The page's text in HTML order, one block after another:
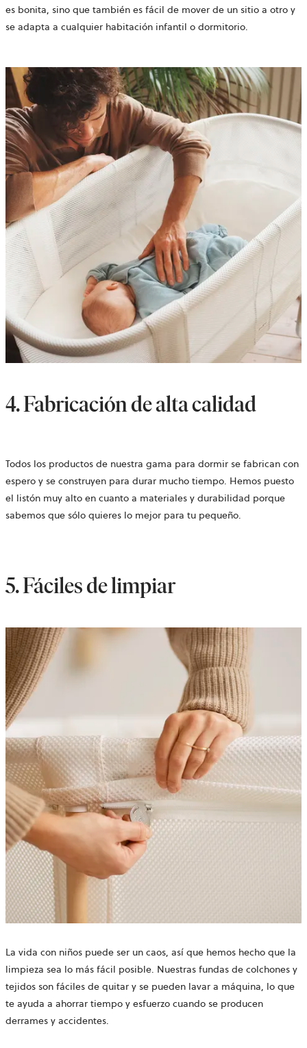
es bonita, sino que también es fácil de mover de un sitio a otro y
se adapta a cualquier habitación infantil o dormitorio.
4. Fabricación de alta calidad
Todos los productos de nuestra gama para dormir se fabrican con
espero y se construyen para durar mucho tiempo. Hemos puesto
el listón muy alto en cuanto a materiales y durabilidad porque
sabemos que sólo quieres lo mejor para tu pequeño.
5. Fáciles de limpiar
La vida con niños puede ser un caos, así que hemos hecho que la
limpieza sea lo más fácil posible. Nuestras fundas de colchones y
tejidos son fáciles de quitar y se pueden lavar a máquina, lo que
te ayuda a ahorrar tiempo y esfuerzo cuando se producen
derrames y accidentes.